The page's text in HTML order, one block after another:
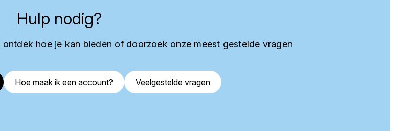
Hulp nodig?
hoe je kan bieden of doorzoek onze meest gestelde vragen
Hoe maak ik een account? Veelgestelde vragen